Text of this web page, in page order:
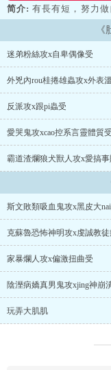
简介: 有長有短，努力
真的好餓（不是popo、
迷弟粉絲攻x自卑偶像受
反派攻x跟pi蟲受
愛哭鬼攻xcao控系言靈體質受
斯文敗類吸血鬼攻x黑皮大
家暴爛人攻x偏激扭曲受
陰溼病嬌真男鬼攻xjing神崩
玩弄大肌肌